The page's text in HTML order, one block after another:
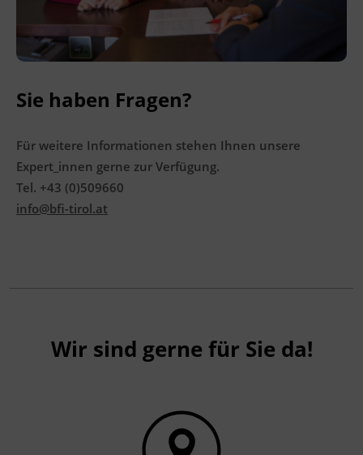
Sie haben Fragen?
Für weitere Informationen stehen Ihnen unsere
Expert_innen gerne zur Verfügung.
Tel. +43 (0)509660
info@bfi-tirol.at
Wir sind gerne für Sie da!